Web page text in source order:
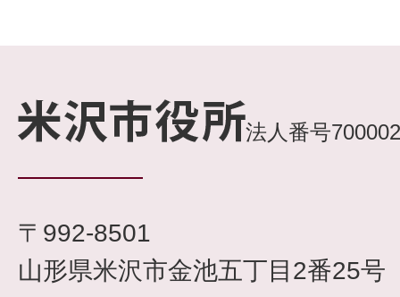
法人番号
〒992-8501
山形県米沢市金池五丁目2番25号